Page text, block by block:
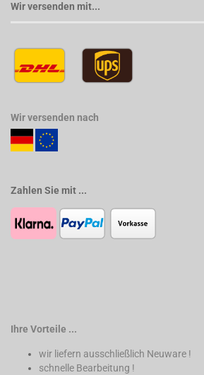
Wir versenden mit...
Wir versenden nach
Zahlen Sie mit ...
Ihre Vorteile ...
wir liefern ausschließlich Neuware !
schnelle Bearbeitung !